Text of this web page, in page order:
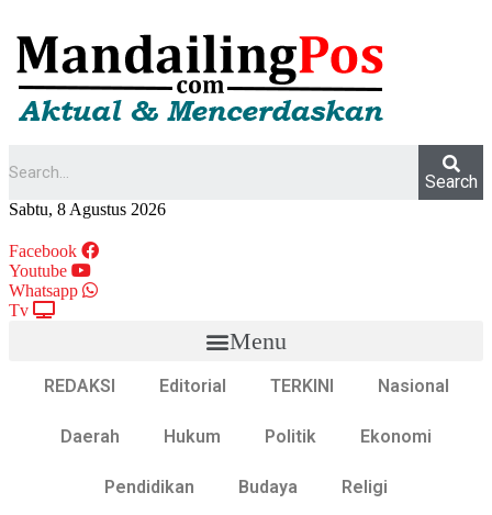
Search
Sabtu, 8 Agustus 2026
Facebook
Youtube
Whatsapp
Tv
Menu
REDAKSI Editorial TERKINI Nasional
Daerah Hukum Politik Ekonomi
Pendidikan Budaya Religi